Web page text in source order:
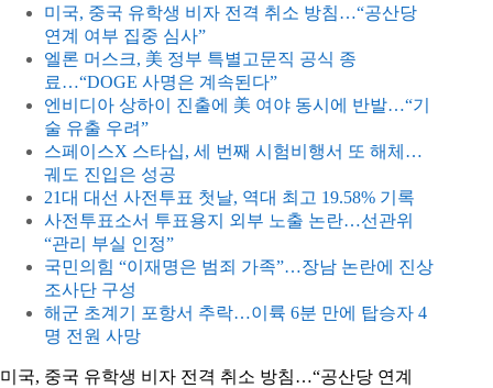
미국, 중국 유학생 비자 전격 취소 방침…“공산당
연계 여부 집중 심사”
엘론 머스크, 美 정부 특별고문직 공식 종
료…“DOGE 사명은 계속된다”
엔비디아 상하이 진출에 美 여야 동시에 반발…“기
술 유출 우려”
스페이스X 스타십, 세 번째 시험비행서 또 해체…
궤도 진입은 성공
21대 대선 사전투표 첫날, 역대 최고 19.58% 기록
사전투표소서 투표용지 외부 노출 논란…선관위
“관리 부실 인정”
국민의힘 “이재명은 범죄 가족”…장남 논란에 진상
조사단 구성
해군 초계기 포항서 추락…이륙 6분 만에 탑승자 4
명 전원 사망
미국, 중국 유학생 비자 전격 취소 방침…“공산당 연계